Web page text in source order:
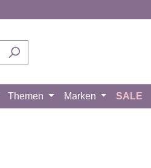
Themen Marken SALE